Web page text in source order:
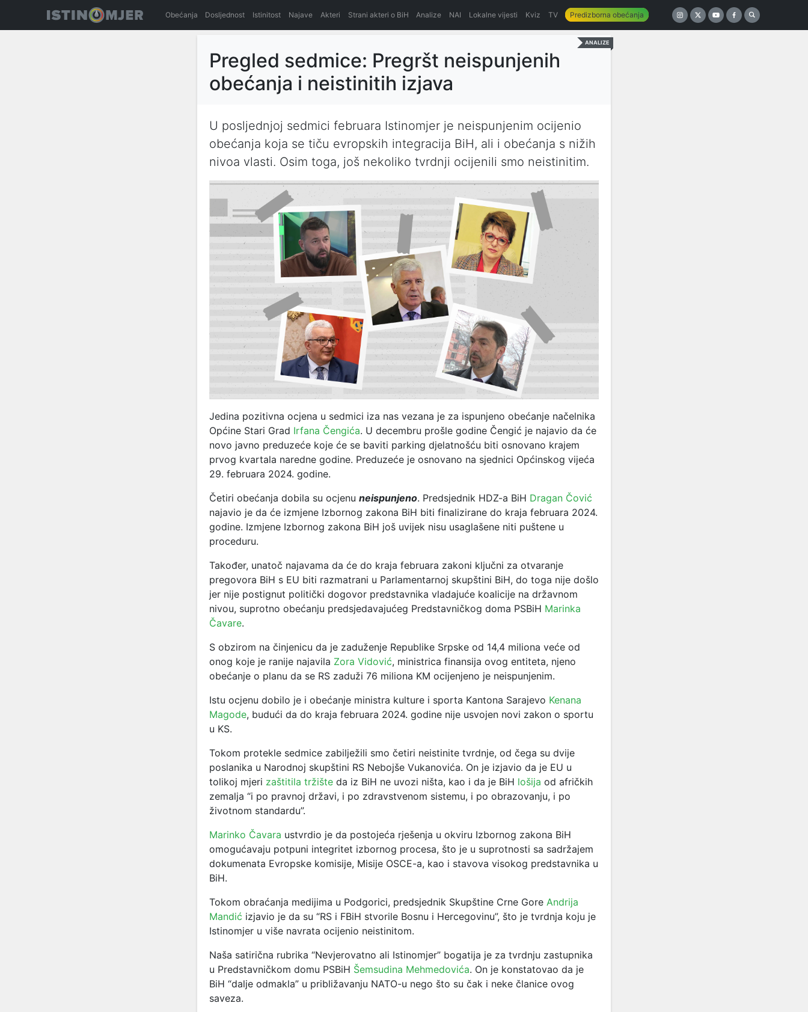
Obećanja Dosljednost Istinitost Najave Akteri Strani akteri o BiH Analize NAI Lokalne vijesti Kviz TV Predizborna obećanja
ANALIZE
Pregled sedmice: Pregršt neispunjenih
obećanja i neistinitih izjava
U posljednjoj sedmici februara Istinomjer je neispunjenim ocijenio
obećanja koja se tiču evropskih integracija BiH, ali i obećanja s nižih
nivoa vlasti. Osim toga, još nekoliko tvrdnji ocijenili smo neistinitim.
Jedina pozitivna ocjena u sedmici iza nas vezana je za ispunjeno obećanje načelnika
Općine Stari Grad Irfana Čengića. U decembru prošle godine Čengić je najavio da će
novo javno preduzeće koje će se baviti parking djelatnošću biti osnovano krajem
prvog kvartala naredne godine. Preduzeće je osnovano na sjednici Općinskog vijeća
29. februara 2024. godine.
Četiri obećanja dobila su ocjenu neispunjeno. Predsjednik HDZ-a BiH Dragan Čović
najavio je da će izmjene Izbornog zakona BiH biti finalizirane do kraja februara 2024.
godine. Izmjene Izbornog zakona BiH još uvijek nisu usaglašene niti puštene u
proceduru.
Također, unatoč najavama da će do kraja februara zakoni ključni za otvaranje
pregovora BiH s EU biti razmatrani u Parlamentarnoj skupštini BiH, do toga nije došlo
jer nije postignut politički dogovor predstavnika vladajuće koalicije na državnom
nivou, suprotno obećanju predsjedavajućeg Predstavničkog doma PSBiH Marinka
Čavare.
S obzirom na činjenicu da je zaduženje Republike Srpske od 14,4 miliona veće od
onog koje je ranije najavila Zora Vidović, ministrica finansija ovog entiteta, njeno
obećanje o planu da se RS zaduži 76 miliona KM ocijenjeno je neispunjenim.
Istu ocjenu dobilo je i obećanje ministra kulture i sporta Kantona Sarajevo Kenana
Magode, budući da do kraja februara 2024. godine nije usvojen novi zakon o sportu
u KS.
Tokom protekle sedmice zabilježili smo četiri neistinite tvrdnje, od čega su dvije
poslanika u Narodnoj skupštini RS Nebojše Vukanovića. On je izjavio da je EU u
tolikoj mjeri zaštitila tržište da iz BiH ne uvozi ništa, kao i da je BiH lošija od afričkih
zemalja “i po pravnoj državi, i po zdravstvenom sistemu, i po obrazovanju, i po
životnom standardu”.
Marinko Čavara ustvrdio je da postojeća rješenja u okviru Izbornog zakona BiH
omogućavaju potpuni integritet izbornog procesa, što je u suprotnosti sa sadržajem
dokumenata Evropske komisije, Misije OSCE-a, kao i stavova visokog predstavnika u
BiH.
Tokom obraćanja medijima u Podgorici, predsjednik Skupštine Crne Gore Andrija
Mandić izjavio je da su “RS i FBiH stvorile Bosnu i Hercegovinu”, što je tvrdnja koju je
Istinomjer u više navrata ocijenio neistinitom.
Naša satirična rubrika “Nevjerovatno ali Istinomjer” bogatija je za tvrdnju zastupnika
u Predstavničkom domu PSBiH Šemsudina Mehmedovića. On je konstatovao da je
BiH “dalje odmakla” u približavanju NATO-u nego što su čak i neke članice ovog
saveza.